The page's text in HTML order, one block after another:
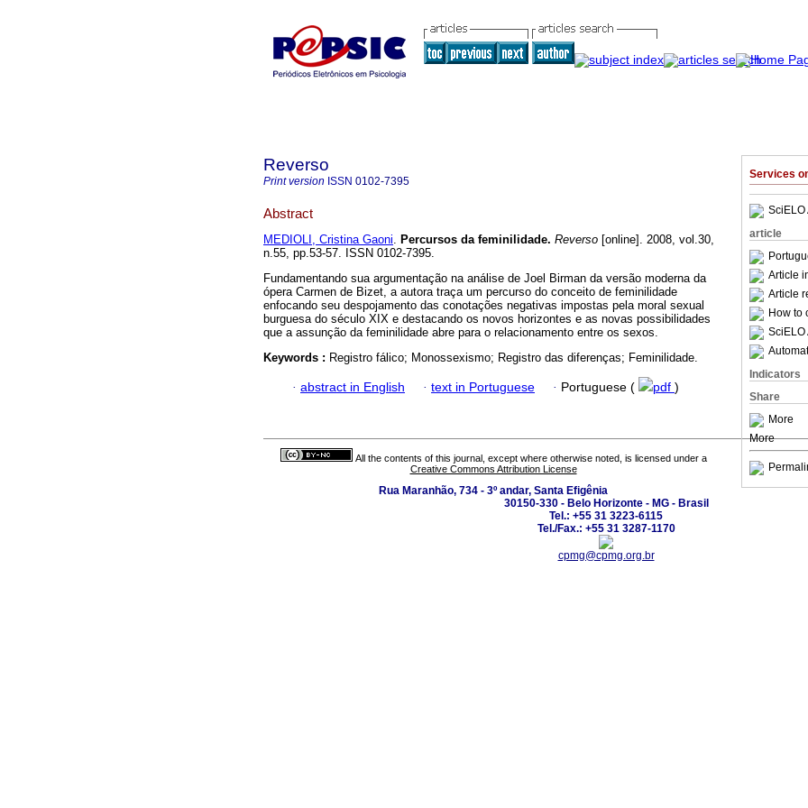
Services
SciELO
article
Article
Article
How to
SciELO
Indicators
Share
More
More
Reverso
Print version ISSN 0102-7395
Abstract
MEDIOLI, Cristina Gaoni. Percursos da feminilidade. Reverso [online]. 2008, vol.30,
n.55, pp.53-57. ISSN 0102-7395.
Fundamentando sua argumentação na análise de Joel Birman da versão moderna da
ópera Carmen de Bizet, a autora traça um percurso do conceito de feminilidade
enfocando seu despojamento das conotações negativas impostas pela moral sexual
burguesa do século XIX e destacando os novos horizontes e as novas possibilidades
que a assunção da feminilidade abre para o relacionamento entre os sexos.
Keywords : Registro fálico; Monossexismo; Registro das diferenças; Feminilidade.
· abstract in English · text in Portuguese · Portuguese ( pdf )
All the contents of this journal, except where otherwise noted, is licensed under a
Creative Commons Attribution License
Rua Maranhão, 734 - 3º andar, Santa Efigênia
30150-330 - Belo Horizonte - MG - Brasil
Tel.: +55 31 3223-6115
Tel./Fax.: +55 31 3287-1170
cpmg@cpmg.org.br